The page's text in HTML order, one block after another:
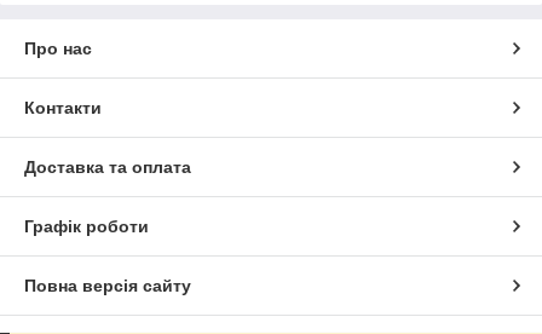
Про нас
Контакти
Доставка та оплата
Графік роботи
Повна версія сайту